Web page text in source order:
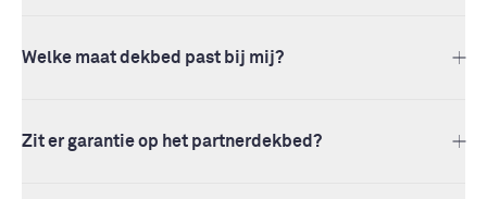
Welke maat dekbed past bij mij?
Zit er garantie op het partnerdekbed?